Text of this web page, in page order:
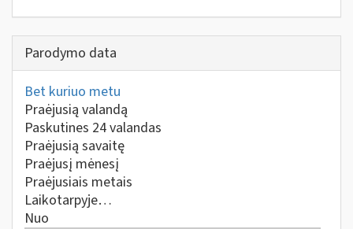
Parodymo data
Bet kuriuo metu
Praėjusią valandą
Paskutines 24 valandas
Praėjusią savaitę
Praėjusį mėnesį
Praėjusiais metais
Laikotarpyje…
Nuo